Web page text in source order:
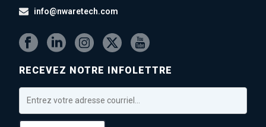
info@nwaretech.com
RECEVEZ NOTRE INFOLETTRE